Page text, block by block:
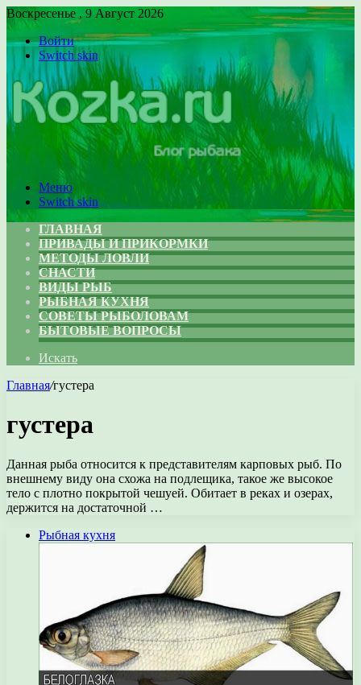
Воскресенье , 9 Август 2026
Войти
Switch skin
Меню
Switch skin
ГЛАВНАЯ
ПРИВАДЫ И ПРИКОРМКИ
МЕТОДЫ ЛОВЛИ
СНАСТИ
ВИДЫ РЫБ
РЫБНАЯ КУХНЯ
СОВЕТЫ РЫБОЛОВАМ
БЫТОВЫЕ ВОПРОСЫ
Искать
Главная/густера
густера
Данная рыба относится к представителям карповых рыб. По
внешнему виду она схожа на подлещика, такое же высокое
тело с плотно покрытой чешуей. Обитает в реках и озерах,
держится на достаточной …
Рыбная кухня